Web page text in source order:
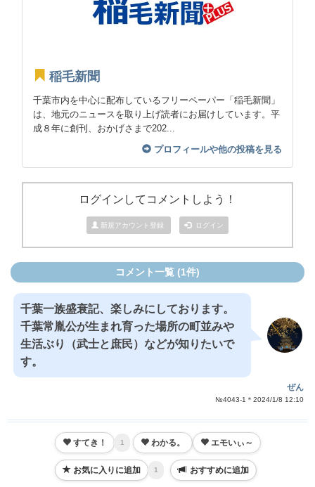
稲毛新聞
千葉市内を中心に配布しているフリーペーパー「稲毛新聞」
は、地元のニュースを取り上げ読者にお届けしています。平
成８年に創刊、おかげさまで202...
プロフィールや他の投稿を見る
ログインしてコメントしよう！
新規アカウント登録 ログイン
コメント一覧 (1件)
千葉一族盛衰記、楽しみにしております。
千葉常胤公が生まれ育った場所の町並みや
生活ぶり（武士と庶民）などが知りたいで
す。
ぜん
№4043-1＊2024/1/8 12:10
すてき！ 1 わかる。 エモいぃ～
お気に入りに追加 1 おすすめに追加